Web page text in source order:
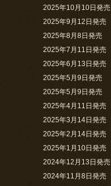
2025年10月10日発売
2025年9月12日発売
2025年8月8日発売
2025年7月11日発売
2025年6月13日発売
2025年5月9日発売
2025年5月9日発売
2025年4月11日発売
2025年3月14日発売
2025年2月14日発売
2025年1月10日発売
2024年12月13日発売
2024年11月8日発売